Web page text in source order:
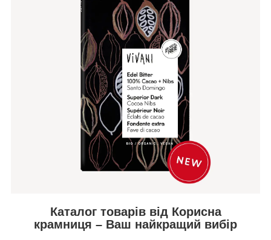
Каталог товарів від Корисна
крамниця – Ваш найкращий вибір